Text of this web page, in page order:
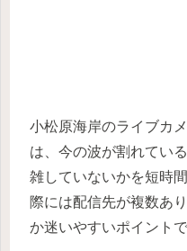
小松原海岸のライブカ
は、今の波が割れてい
雑していないかを短時
際には配信先が複数あ
か迷いやすいポイントで